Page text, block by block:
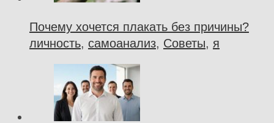
Почему хочется плакать без причины?
личность, самоанализ, Советы, я